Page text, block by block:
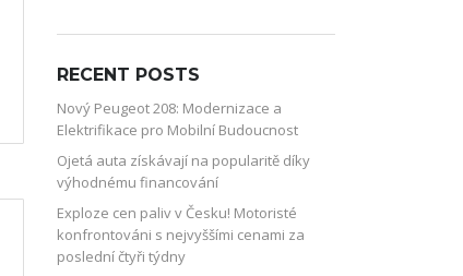
RECENT POSTS
Nový Peugeot 208: Modernizace a
Elektrifikace pro Mobilní Budoucnost
Ojetá auta získávají na popularitě díky
výhodnému financování
Exploze cen paliv v Česku! Motoristé
konfrontováni s nejvyššími cenami za
poslední čtyři týdny